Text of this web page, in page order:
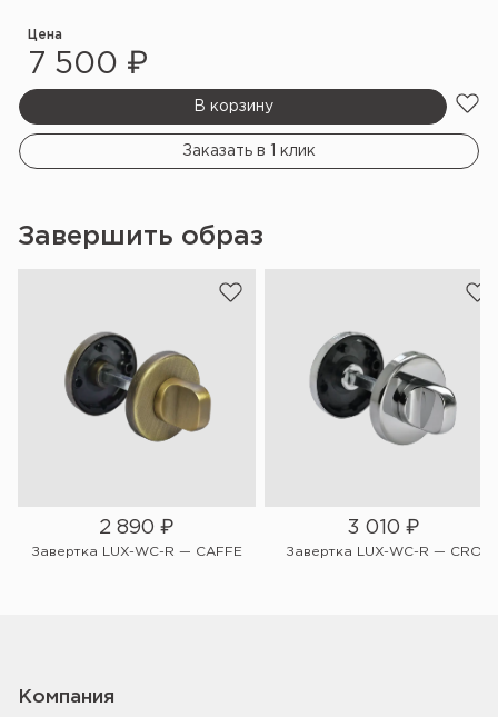
Цена
7 500 ₽
В корзину
Заказать в 1 клик
Завершить образ
2 890 ₽
Завертка LUX-WC-R — CAFFE
3 010 ₽
Завертка LUX-WC-R — CRO
Компания